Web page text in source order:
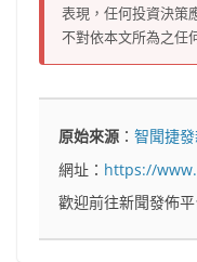
表現，任何投資決策
不對依本文所為之任
原始來源 ：智聞捷
網址： https://
歡迎前往新聞發佈